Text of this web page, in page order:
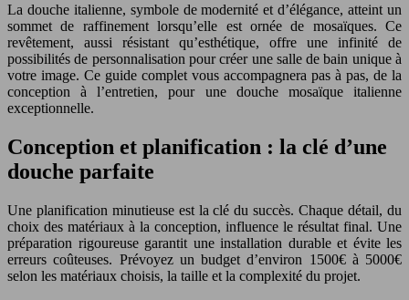
La douche italienne, symbole de modernité et d’élégance, atteint un
sommet de raffinement lorsqu’elle est ornée de mosaïques. Ce
revêtement, aussi résistant qu’esthétique, offre une infinité de
possibilités de personnalisation pour créer une salle de bain unique à
votre image. Ce guide complet vous accompagnera pas à pas, de la
conception à l’entretien, pour une douche mosaïque italienne
exceptionnelle.
Conception et planification : la clé d’une
douche parfaite
Une planification minutieuse est la clé du succès. Chaque détail, du
choix des matériaux à la conception, influence le résultat final. Une
préparation rigoureuse garantit une installation durable et évite les
erreurs coûteuses. Prévoyez un budget d’environ 1500€ à 5000€
selon les matériaux choisis, la taille et la complexité du projet.